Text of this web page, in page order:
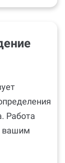
Работа
вашим